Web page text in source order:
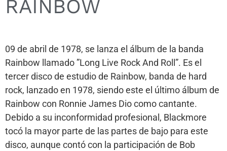
RAINBOW
09 de abril de 1978, se lanza el álbum de la banda
Rainbow llamado ”Long Live Rock And Roll”. Es el
tercer disco de estudio de Rainbow, banda de hard
rock, lanzado en 1978, siendo este el último álbum de
Rainbow con Ronnie James Dio como cantante.
Debido a su inconformidad profesional, Blackmore
tocó la mayor parte de las partes de bajo para este
disco, aunque contó con la participación de Bob